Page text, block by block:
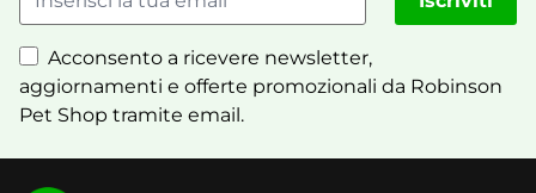
Acconsento a ricevere newsletter,
aggiornamenti e offerte promozionali da Robinson
Pet Shop tramite email.